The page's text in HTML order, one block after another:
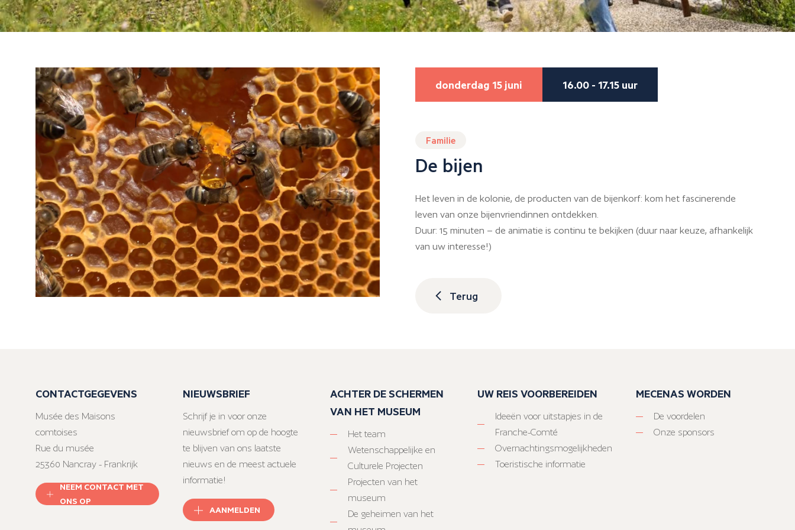
donderdag 15 juni 16.00 - 17.15 uur
Familie
De bijen
Het leven in de kolonie, de producten van de bijenkorf: kom het fascinerende
leven van onze bijenvriendinnen ontdekken.
Duur: 15 minuten – de animatie is continu te bekijken (duur naar keuze, afhankelijk
van uw interesse!)
Terug
CONTACTGEGEVENS
Musée des Maisons
comtoises
Rue du musée
25360 Nancray - Frankrijk
NEEM CONTACT MET
ONS OP
NIEUWSBRIEF
Schrijf je in voor onze
nieuwsbrief om op de hoogte
te blijven van ons laatste
nieuws en de meest actuele
informatie!
AANMELDEN
ACHTER DE SCHERMEN
VAN HET MUSEUM
Het team
Wetenschappelijke en
Culturele Projecten
Projecten van het
museum
De geheimen van het
UW REIS VOORBEREIDEN
Ideeën voor uitstapjes in de
Franche-Comté
Overnachtingsmogelijkheden
Toeristische informatie
MECENAS WORDEN
De voordelen
Onze sponsors